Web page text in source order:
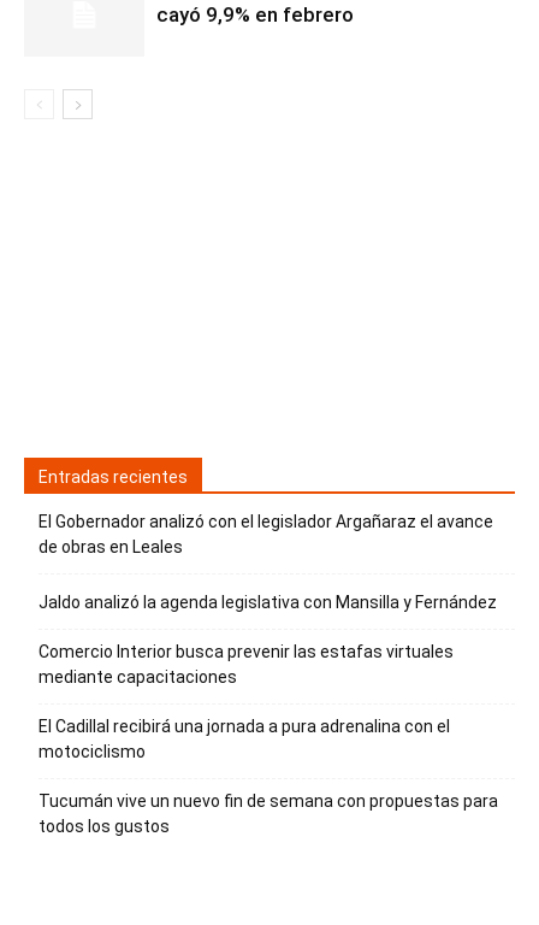
cayó 9,9% en febrero
Entradas recientes
El Gobernador analizó con el legislador Argañaraz el avance
de obras en Leales
Jaldo analizó la agenda legislativa con Mansilla y Fernández
Comercio Interior busca prevenir las estafas virtuales
mediante capacitaciones
El Cadillal recibirá una jornada a pura adrenalina con el
motociclismo
Tucumán vive un nuevo fin de semana con propuestas para
todos los gustos